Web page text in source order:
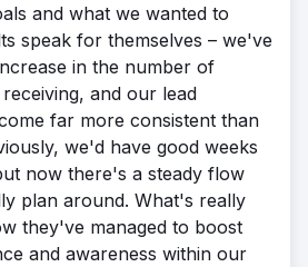
and what we wanted to
speak for themselves – we've
in the number of
and our lead
far more consistent than
we'd have good weeks
now there's a steady flow
plan around. What's really
they've managed to boost
and awareness within our